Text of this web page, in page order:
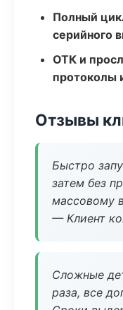
Полный
серийного
ОТК и
протоколы
Отзывы
Быстро
затем без
массовому
— Клиент
Сложные
раза, все